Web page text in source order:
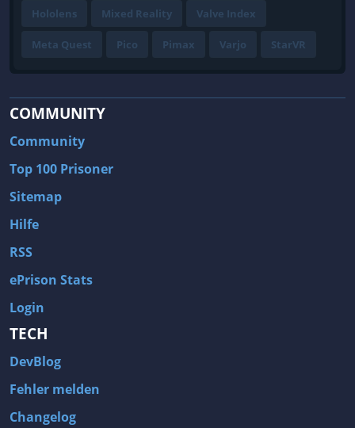
Hololens Mixed Reality Valve Index
Meta Quest Pico Pimax Varjo StarVR
COMMUNITY
Community
Top 100 Prisoner
Sitemap
Hilfe
RSS
ePrison Stats
Login
TECH
DevBlog
Fehler melden
Changelog